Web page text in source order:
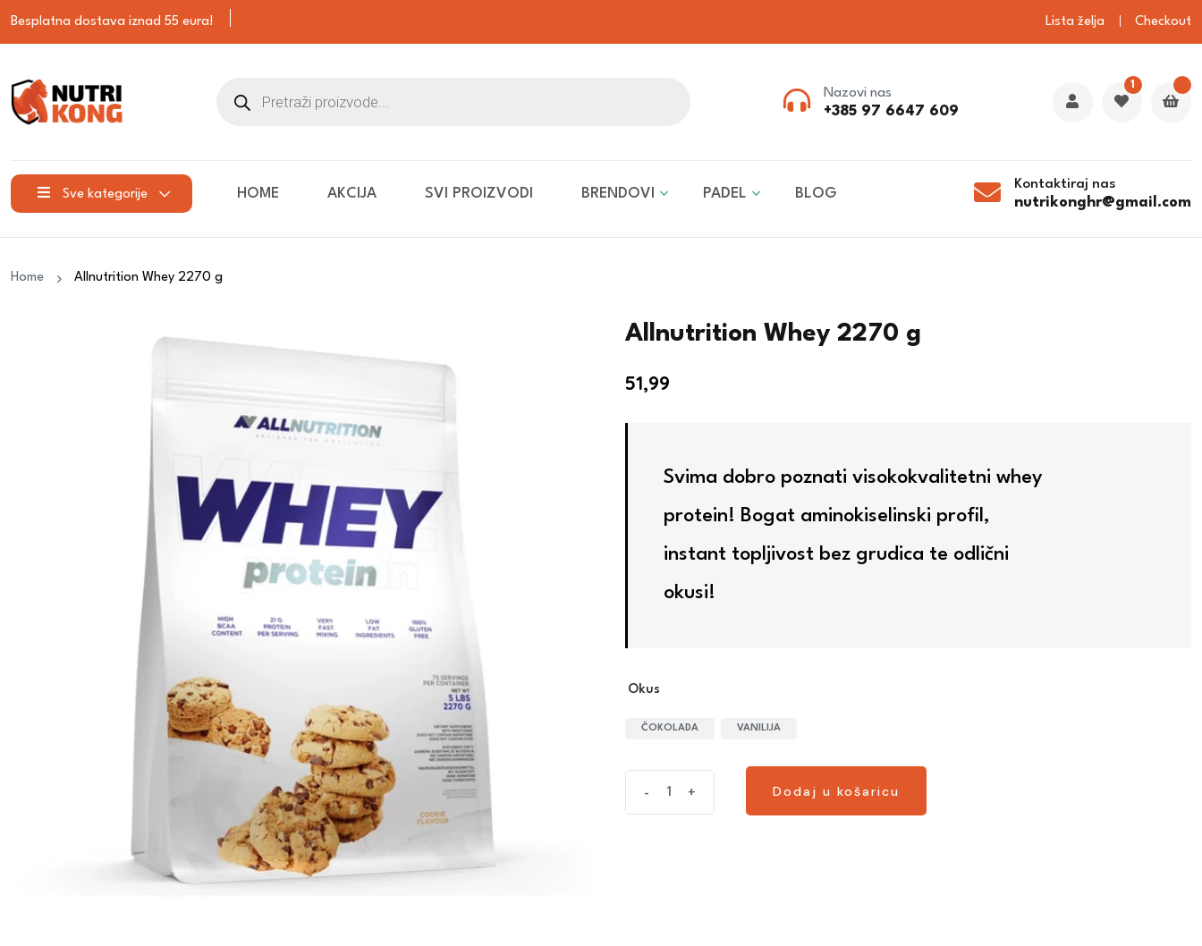
Besplatna dostava iznad 55 eura! Lista želja Checkout
Nazovi nas
+385 97 6647 609
1
Sve kategorije HOME AKCIJA SVI PROIZVODI BRENDOVI PADEL BLOG
Kontaktiraj nas
nutrikonghr@gmail.com
Home Allnutrition Whey 2270 g
Allnutrition Whey 2270 g
51,99
Svima dobro poznati visokokvalitetni whey
protein! Bogat aminokiselinski profil,
instant topljivost bez grudica te odlični
okusi!
Okus
ČOKOLADA VANILIJA
- + Dodaj u košaricu